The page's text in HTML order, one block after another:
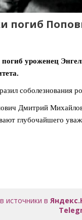
погиб
уроженец
соболезнования
Дмитрий
глубочайшего
источники в